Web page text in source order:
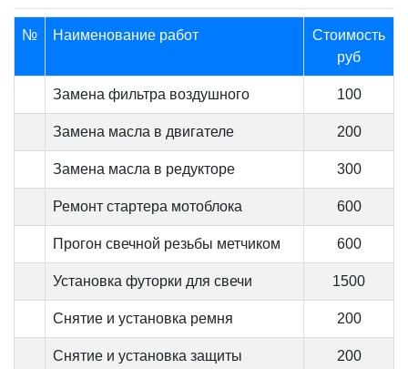
№ Наименование работ
Стоимость
руб
Замена фильтра воздушного 100
Замена масла в двигателе 200
Замена масла в редукторе 300
Ремонт стартера мотоблока 600
Прогон свечной резьбы метчиком 600
Установка футорки для свечи 1500
Снятие и установка ремня 200
Снятие и установка защиты 200